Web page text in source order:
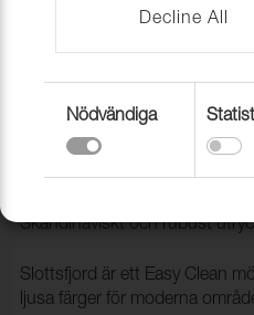
Tyg Slottsfjord 5 Spa
1030713
Skandinaviskt och rubust
Slottsfjord är ett Easy Clean
ljusa färger för moderna
Decline All
Nödvändiga